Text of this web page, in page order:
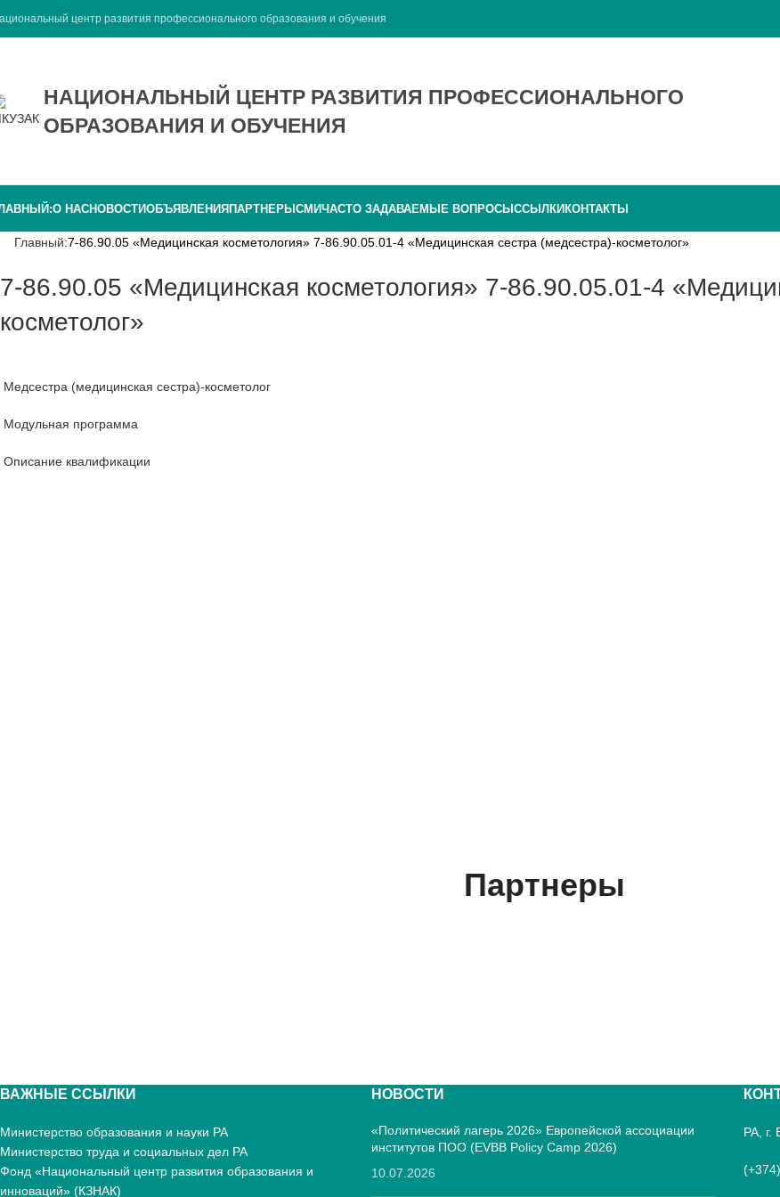
центр развития профессионального образования и обучения
НАЦИОНАЛЬНЫЙ ЦЕНТР РАЗВИТИЯ ПРОФЕССИОНАЛЬНОГО
ОБРАЗОВАНИЯ И ОБУЧЕНИЯ
О НАСНОВОСТИОБЪЯВЛЕНИЯПАРТНЕРЫСМИЧАСТО ЗАДАВАЕМЫЕ ВОПРОСЫССЫЛКИКОНТАКТЫ
Главный:7-86.90.05 «Медицинская косметология» 7-86.90.05.01-4 «Медицинская сестра (медсестра)-косметолог»
7-86.90.05 «Медицинская косметология» 7-86.90.05.01-4 «Медицинская сестра (медсестра)-
косметолог»
Медсестра (медицинская сестра)-косметолог
Модульная программа
Описание квалификации
Партнеры
ВАЖНЫЕ ССЫЛКИ
Министерство образования и науки РА
Министерство труда и социальных дел РА
Фонд «Национальный центр развития образования и
инноваций» (КЗНАК)
НОВОСТИ
«Политический лагерь 2026» Европейской ассоциации
институтов ПОО (EVBB Policy Camp 2026)
10.07.2026
РА, г.